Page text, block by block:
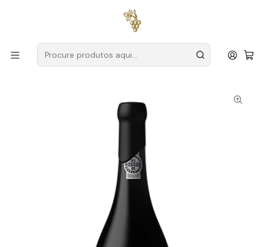
para encomendas a partir de
Produtores Douro
Poeira
Poeira Vinha da Torre 2018 Douro Tinto 75cl